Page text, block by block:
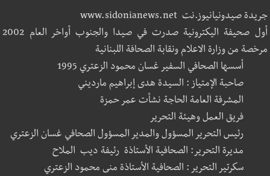
جريدة صيدونيانيوز.نت www.sidonianews.net
أول صحيفة اليكترونية صدرت في صيدا والجنوب أواخر العام 2002
مرخصة من وزارة الاعلام ونقابة الصحافة اللبنانية
أسسها الصحافي السفير غسان محمود الزعتري 1995
صاحبة الإمتياز : السيدة هدى إبراهيم مارديني
المشرفة العامة الحاجة نشأت عمر حمزة
فريق العمل وهيئة التحرير
رئيس التحرير المسؤول والمدير المسؤول الصحافي غسان الزعتري
مديرة التحرير: الصحافية الأستاذة رئيفة ديب الملاح
سكرتير التحرير : الصحافية الأستاذة منى محمود الزعتري